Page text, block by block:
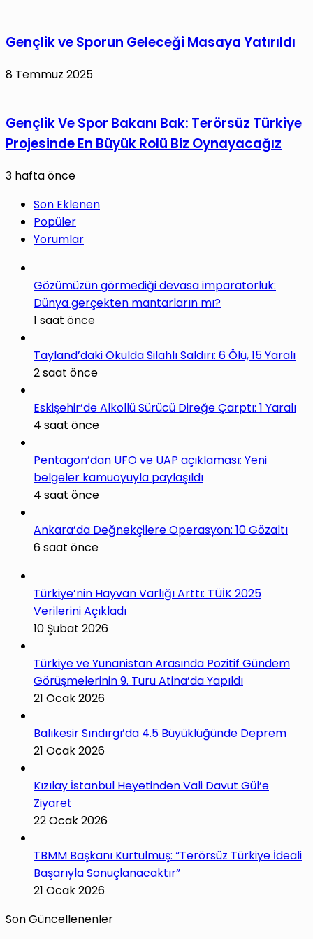
Gençlik ve Sporun Geleceği Masaya Yatırıldı
8 Temmuz 2025
Gençlik Ve Spor Bakanı Bak: Terörsüz Türkiye
Projesinde En Büyük Rolü Biz Oynayacağız
3 hafta önce
Son Eklenen
Popüler
Yorumlar
Gözümüzün görmediği devasa imparatorluk:
Dünya gerçekten mantarların mı?
1 saat önce
Tayland’daki Okulda Silahlı Saldırı: 6 Ölü, 15 Yaralı
2 saat önce
Eskişehir’de Alkollü Sürücü Direğe Çarptı: 1 Yaralı
4 saat önce
Pentagon’dan UFO ve UAP açıklaması: Yeni
belgeler kamuoyuyla paylaşıldı
4 saat önce
Ankara’da Değnekçilere Operasyon: 10 Gözaltı
6 saat önce
Türkiye’nin Hayvan Varlığı Arttı: TÜİK 2025
Verilerini Açıkladı
10 Şubat 2026
Türkiye ve Yunanistan Arasında Pozitif Gündem
Görüşmelerinin 9. Turu Atina’da Yapıldı
21 Ocak 2026
Balıkesir Sındırgı’da 4.5 Büyüklüğünde Deprem
21 Ocak 2026
Kızılay İstanbul Heyetinden Vali Davut Gül’e
Ziyaret
22 Ocak 2026
TBMM Başkanı Kurtulmuş: “Terörsüz Türkiye İdeali
Başarıyla Sonuçlanacaktır”
21 Ocak 2026
Son Güncellenenler